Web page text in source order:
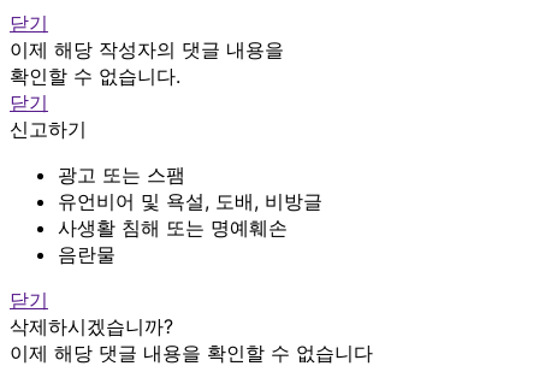
닫기
이제 해당 작성자의 댓글 내용을
확인할 수 없습니다.
닫기
신고하기
광고 또는 스팸
유언비어 및 욕설, 도배, 비방글
사생활 침해 또는 명예훼손
음란물
닫기
삭제하시겠습니까?
이제 해당 댓글 내용을 확인할 수 없습니다